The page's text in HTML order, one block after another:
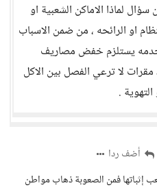
لماذا الاماكن الشعبية او
او الرائحه ، من ضمن الاسباب
يستلزم خفض مصاريف
مقرات لا ترعي الفصل بين الاكل
.
أضف ردا
إثباتها فمن الصعوبة ذهاب مواطن